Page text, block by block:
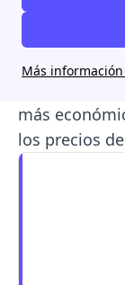
Más
precio del kWh
electricidad
permitirá
más
los precios